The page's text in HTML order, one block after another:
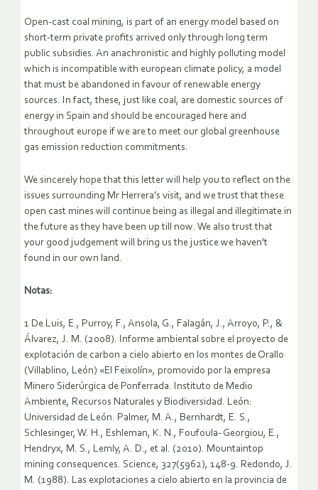
Open-cast coal mining, is part of an energy model based on
short-term private profits arrived only through long term
public subsidies. An anachronistic and highly polluting model
which is incompatible with european climate policy, a model
that must be abandoned in favour of renewable energy
sources. In fact, these, just like coal, are domestic sources of
energy in Spain and should be encouraged here and
throughout europe if we are to meet our global greenhouse
gas emission reduction commitments.
We sincerely hope that this letter will help you to reflect on the
issues surrounding Mr Herrera’s visit, and we trust that these
open cast mines will continue being as illegal and illegitimate in
the future as they have been up till now. We also trust that
your good judgement will bring us the justice we haven’t
found in our own land.
Notas:
1 De Luis, E., Purroy, F., Ansola, G., Falagán, J., Arroyo, P., &
Álvarez, J. M. (2008). Informe ambiental sobre el proyecto de
explotación de carbon a cielo abierto en los montes de Orallo
(Villablino, León) «El Feixolín», promovido por la empresa
Minero Siderúrgica de Ponferrada. Instituto de Medio
Ambiente, Recursos Naturales y Biodiversidad. León:
Universidad de León. Palmer, M. A., Bernhardt, E. S.,
Schlesinger, W. H., Eshleman, K. N., Foufoula- Georgiou, E.,
Hendryx, M. S., Lemly, A. D., et al. (2010). Mountaintop
mining consequences. Science, 327(5962), 148-9. Redondo, J.
M. (1988). Las explotaciones a cielo abierto en la provincia de